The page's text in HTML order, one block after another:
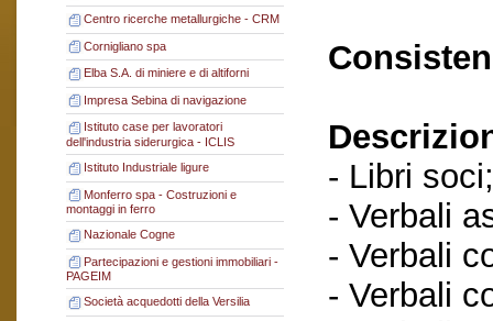
Centro ricerche metallurgiche - CRM
Cornigliano spa
Elba S.A. di miniere e di altiforni
Impresa Sebina di navigazione
Istituto case per lavoratori
dell'industria siderurgica - ICLIS
Istituto Industriale ligure
Monferro spa - Costruzioni e
montaggi in ferro
Nazionale Cogne
Partecipazioni e gestioni immobiliari -
PAGEIM
Società acquedotti della Versilia
- Libri soci;
- Verbali
- Verbali
- Verbali